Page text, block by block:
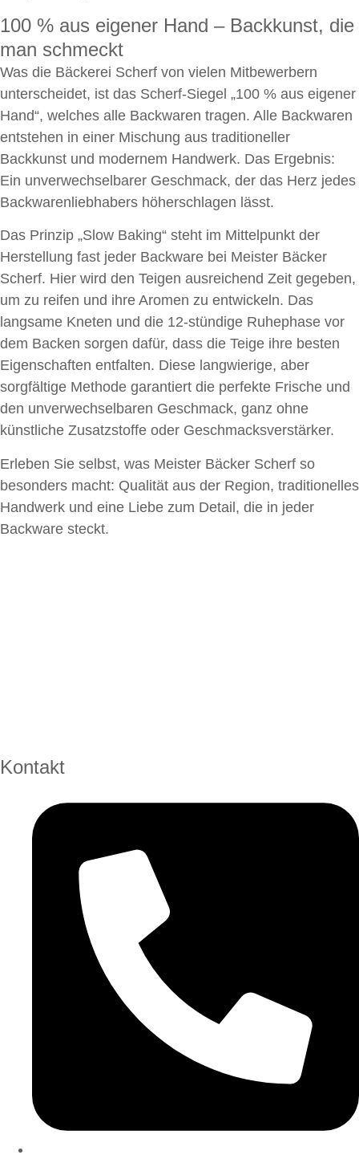
100 % aus eigener Hand – Backkunst, die
man schmeckt
Was die Bäckerei Scherf von vielen Mitbewerbern
unterscheidet, ist das Scherf-Siegel „100 % aus eigener
Hand“, welches alle Backwaren tragen. Alle Backwaren
entstehen in einer Mischung aus traditioneller
Backkunst und modernem Handwerk. Das Ergebnis:
Ein unverwechselbarer Geschmack, der das Herz jedes
Backwarenliebhabers höherschlagen lässt.
Das Prinzip „Slow Baking“ steht im Mittelpunkt der
Herstellung fast jeder Backware bei Meister Bäcker
Scherf. Hier wird den Teigen ausreichend Zeit gegeben,
um zu reifen und ihre Aromen zu entwickeln. Das
langsame Kneten und die 12-stündige Ruhephase vor
dem Backen sorgen dafür, dass die Teige ihre besten
Eigenschaften entfalten. Diese langwierige, aber
sorgfältige Methode garantiert die perfekte Frische und
den unverwechselbaren Geschmack, ganz ohne
künstliche Zusatzstoffe oder Geschmacksverstärker.
Erleben Sie selbst, was Meister Bäcker Scherf so
besonders macht: Qualität aus der Region, traditionelles
Handwerk und eine Liebe zum Detail, die in jeder
Backware steckt.
Kontakt